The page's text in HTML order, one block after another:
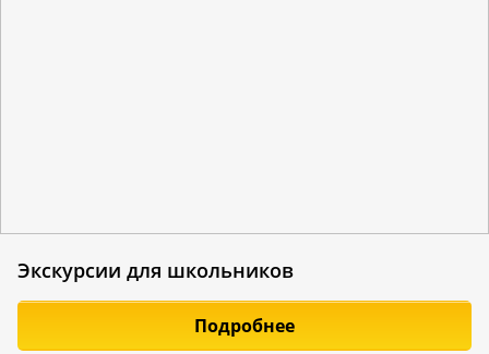
Экскурсии для школьников
Подробнее